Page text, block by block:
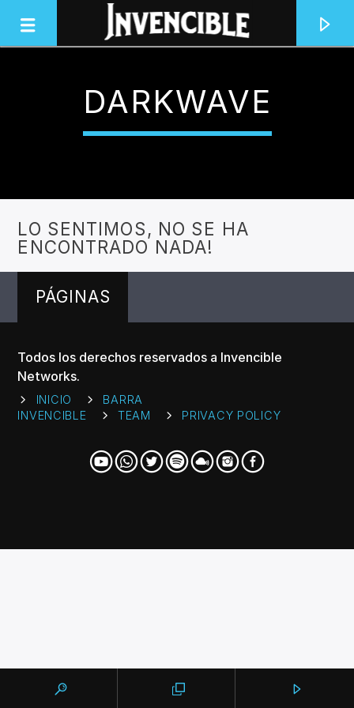
INVENCIBLE RADIO
JUNTOS SOMOS INVENCIBLES
CANCIÓN ACTUAL
TÍTULO
ARTISTA
DARKWAVE
LO SENTIMOS, NO SE HA
ENCONTRADO NADA!
PÁGINAS
Todos los derechos reservados a Invencible
Networks.
INICIO
BARRA
INVENCIBLE
TEAM PRIVACY POLICY